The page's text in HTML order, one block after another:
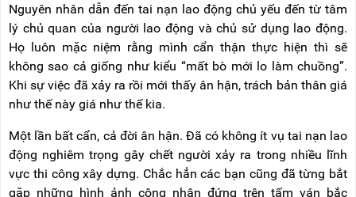
BÁO
CHÍ
NÓI
VỀ
NIKAWA
GIỚI
ĐẠI
LÝ
THANG
NHÔM
A
THANG
NHÔM
CÔNG
THANG
NHÔM
GIÀN
GIÁO
Nguyên nhân dẫn đến tai nạn lao động chủ yếu đến từ tâm
lý chủ quan của người lao động và chủ sử dụng lao động.
Họ luôn mặc niệm rằng mình cẩn thận thực hiện thì sẽ
không sao cả giống như kiểu “mất bò mới lo làm chuồng”.
Khi sự việc đã xảy ra rồi mới thấy ân hận, trách bản thân giá
như thế này giá như thế kia.
Một lần bất cẩn, cả đời ân hận. Đã có không ít vụ tai nạn lao
động nghiêm trọng gây chết người xảy ra trong nhiều lĩnh
vực thi công xây dựng. Chắc hẳn các bạn cũng đã từng bắt
gặp những hình ảnh công nhân đứng trên tấm ván bắc